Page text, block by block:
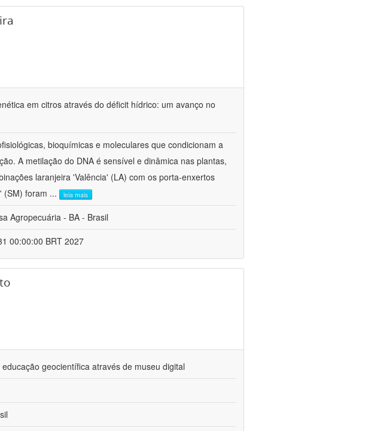
em citros através do déficit hídrico: um avanço no
bioquímicas e moleculares que condicionam a
A metilação do DNA é sensível e dinâmica nas plantas,
laranjeira 'Valência' (LA) com os porta-enxertos
(SM) foram ... leia mais
Agropecuária - BA - Brasil
00:00:00 BRT 2027
geocientífica através de museu digital